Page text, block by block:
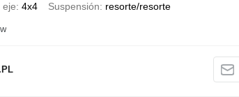
eje 4x4 Suspensión resorte/resorte